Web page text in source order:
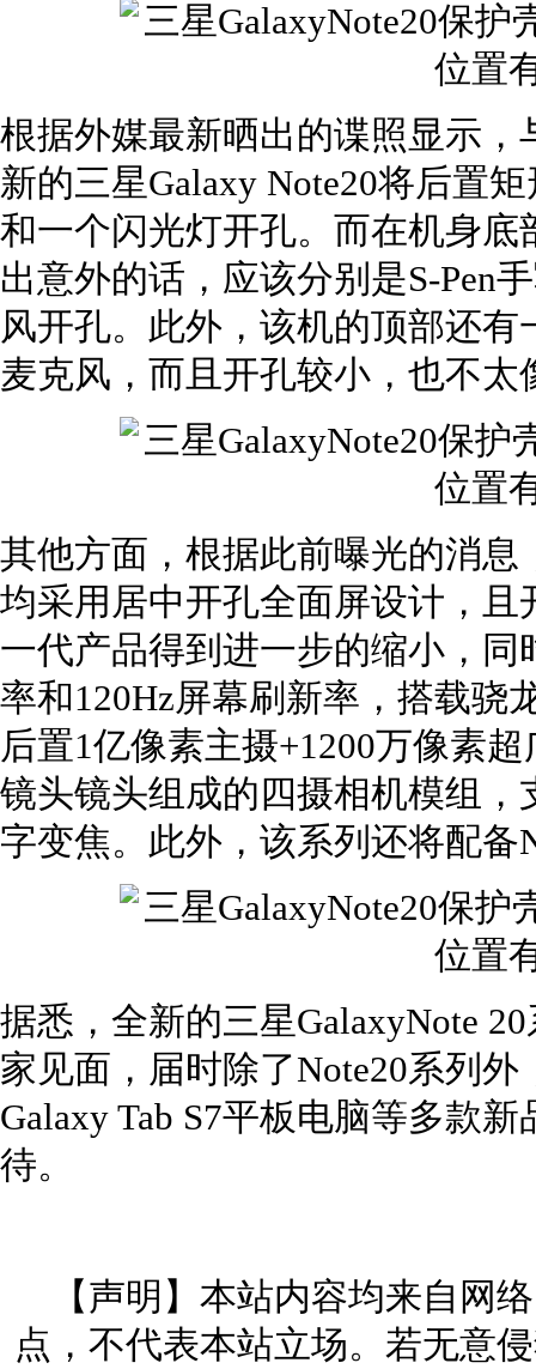
根据外媒最新晒出的谍照显示
新的三星Galaxy Note20将后置
和一个闪光灯开孔。而在机身
出意外的话，应该分别是S-Pen
风开孔。此外，该机的顶部还
麦克风，而且开孔较小，也不太
其他方面，根据此前曝光的消息
均采用居中开孔全面屏设计，
一代产品得到进一步的缩小，
率和120Hz屏幕刷新率，搭载骁
后置1亿像素主摄+1200万像素
镜头镜头组成的四摄相机模组
字变焦。此外，该系列还将配备
据悉，全新的三星GalaxyNote
家见面，届时除了Note20系列外
Galaxy Tab S7平板电脑等多款
待。
【声明】本站内容均来自网
点，不代表本站立场。若无意